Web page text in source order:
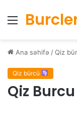
Menyu
Ana səhifə /Qiz
Qiz bürcü
Qiz